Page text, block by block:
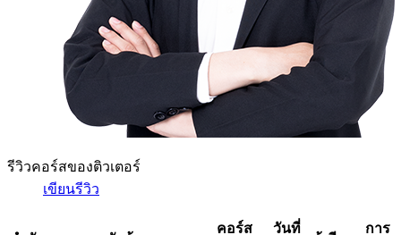
รีวิวคอร์สของติวเตอร์
เขียนรีวิว
คอร์ส วันที่ การ